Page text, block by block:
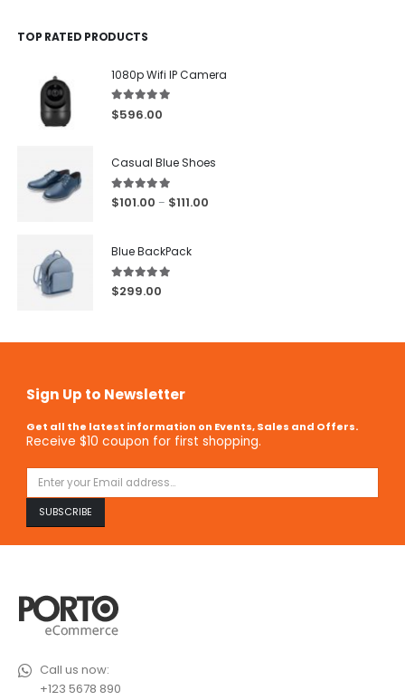
TOP RATED PRODUCTS
1080p Wifi IP Camera
5.00out of 5
$596.00
Casual Blue Shoes
5.00 out of 5
$101.00 – $111.00
Blue BackPack
5.00out of 5
$299.00
Sign Up to Newsletter
Get all the latest information on Events, Sales and Offers.
Receive $10 coupon for first shopping.
Call us now:
+123 5678 890